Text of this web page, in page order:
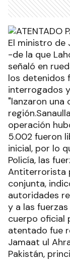
El ministro de
-de la que
señaló en
los detenidos
interrogados
"lanzaron
operación
5.002 fueron
inicial, por lo
Policía, las
Antiterrorista
conjunta,
autoridades
y a las
cuerpo oficial
atentado fue
Jamaat ul
Pakistán,